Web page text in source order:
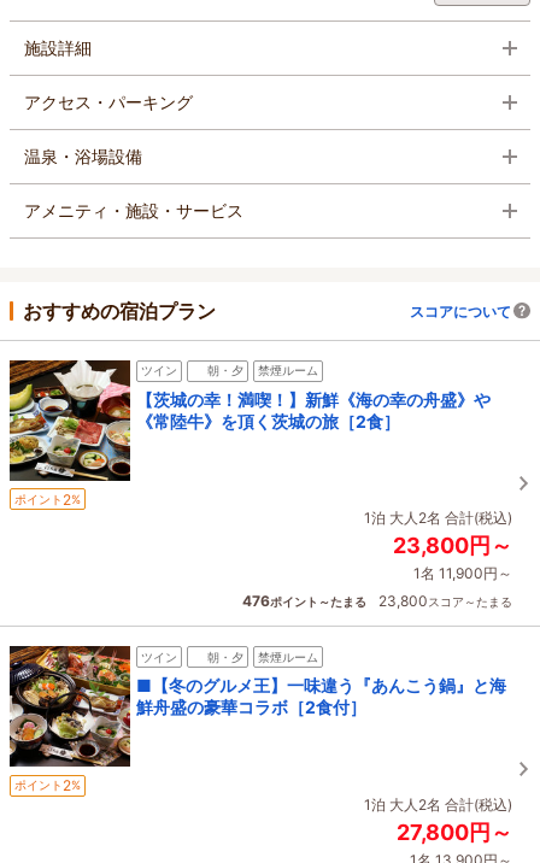
施設詳細
アクセス・パーキング
温泉・浴場設備
アメニティ・施設・サービス
おすすめの宿泊プラン スコアについて
ツイン 朝・夕 禁煙ルーム
【茨城の幸！満喫！】新鮮《海の幸の舟盛》や
《常陸牛》を頂く茨城の旅［2食］
ポイント 2%
1泊 大人2名 合計(税込)
23,800円～
1名 11,900円～
476ポイント～たまる 23,800スコア～たまる
ツイン 朝・夕 禁煙ルーム
■【冬のグルメ王】一味違う『あんこう鍋』と海
鮮舟盛の豪華コラボ［2食付］
ポイント 2%
1泊 大人2名 合計(税込)
27,800円～